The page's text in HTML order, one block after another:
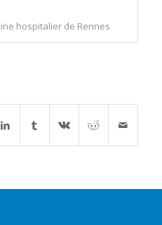
hospitalier de Rennes